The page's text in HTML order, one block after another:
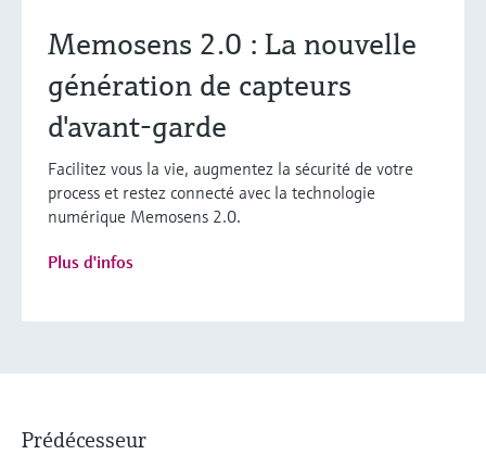
Memosens 2.0 : La nouvelle
génération de capteurs
d'avant-garde
Facilitez vous la vie, augmentez la sécurité de votre
process et restez connecté avec la technologie
numérique Memosens 2.0.
Plus d'infos
Prédécesseur